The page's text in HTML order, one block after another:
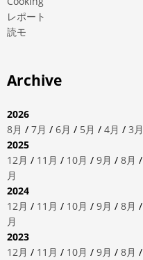
レポート
読モ
Archive
2026
8月 / 7月 / 6月 / 5月 / 4月 / 3月
2025
12月 / 11月 / 10月 / 9月 / 8月 /
月
2024
12月 / 11月 / 10月 / 9月 / 8月 /
月
2023
12月 / 11月 / 10月 / 9月 / 8月 /